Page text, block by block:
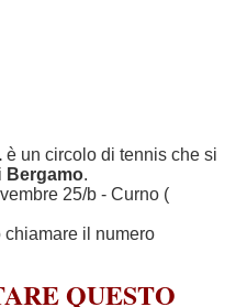
è un circolo di tennis che si
Bergamo.
25/b - Curno (
chiamare il numero
QUESTO